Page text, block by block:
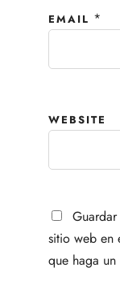
EMAIL *
WEBSITE
sitio web en
que haga